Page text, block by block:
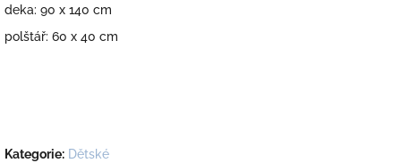
deka: 90 x 140 cm
polštář: 60 x 40 cm
Kategorie: Dětské